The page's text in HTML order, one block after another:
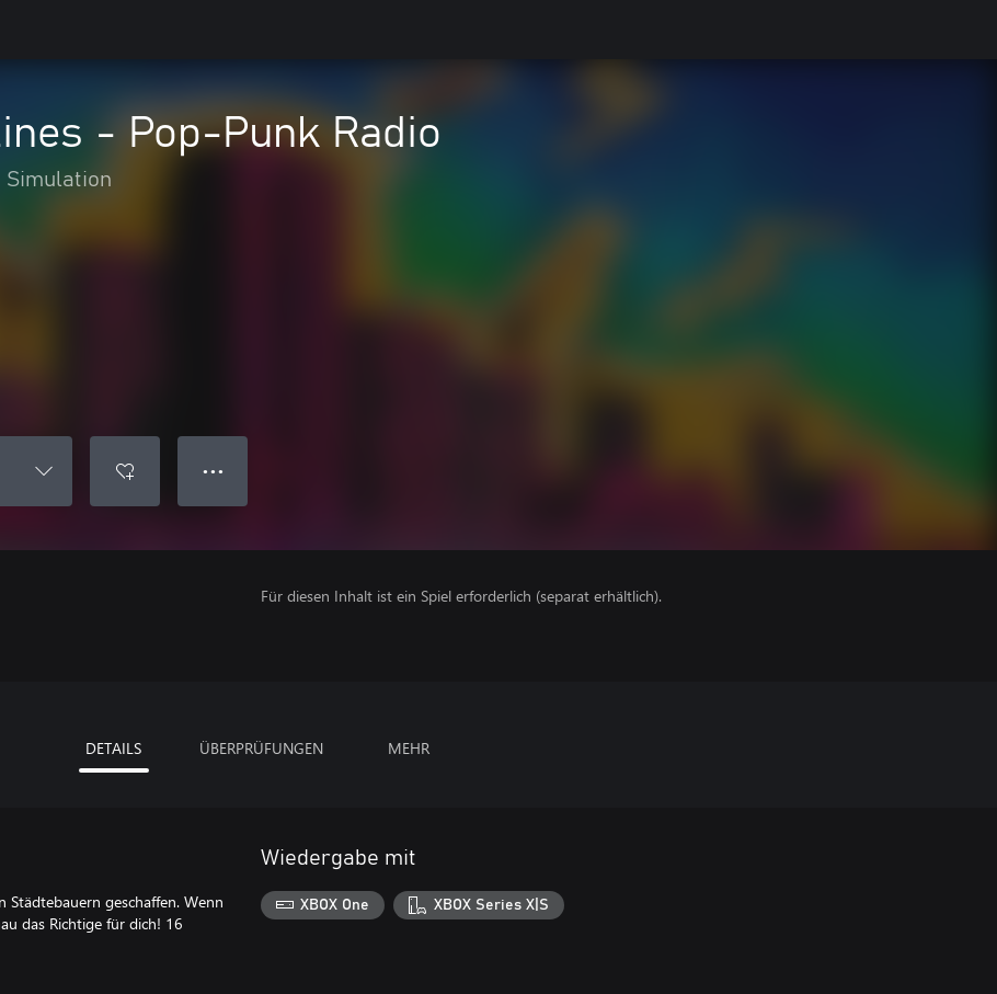
- Pop-Punk Radio
Simulation
● ● ●
Für diesen Inhalt ist ein Spiel erforderlich (separat erhältlich).
DETAILS ÜBERPRÜFUNGEN MEHR
Städtebauern geschaffen. Wenn
das Richtige für dich! 16
Wiedergabe mit
XBOX One XBOX Series X|S